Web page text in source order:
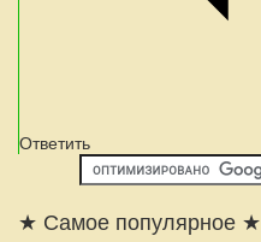
Ответить
★ Самое популярное ★